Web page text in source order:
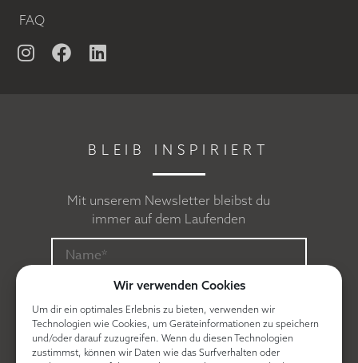
Wir verwenden Cookies
Um dir ein optimales Erlebnis zu bieten, verwenden wir
Technologien wie Cookies, um Geräteinformationen zu speichern
und/oder darauf zuzugreifen. Wenn du diesen Technologien
zustimmst, können wir Daten wie das Surfverhalten oder
FAQ
BLEIB INSPIRIERT
Mit unserem Newsletter bleibst du
immer auf dem Laufenden